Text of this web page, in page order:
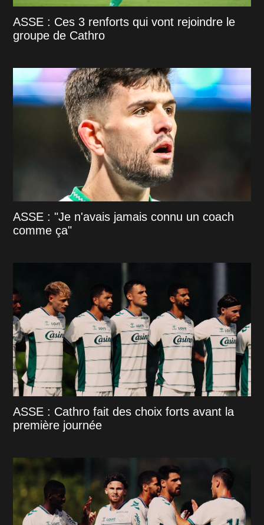
ASSE : Ces 3 renforts qui vont rejoindre le
groupe de Cathro
ASSE : "Je n'avais jamais connu un coach
comme ça"
ASSE : Cathro fait des choix forts avant la
première journée